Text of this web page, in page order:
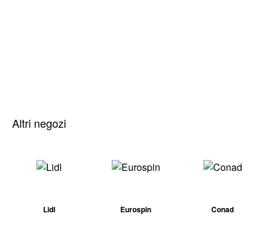
Altri negozi
Lidl Eurospin Conad